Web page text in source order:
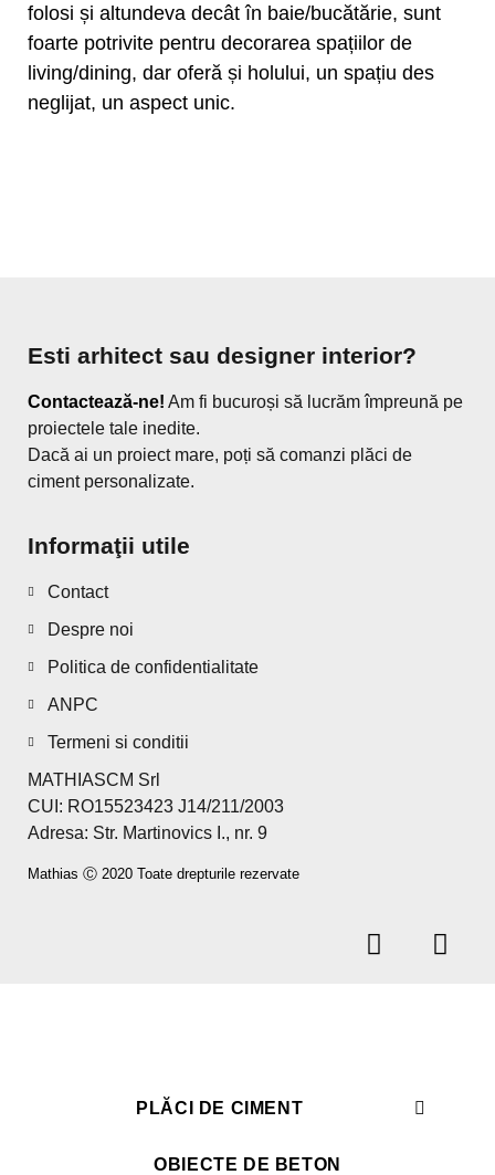
folosi și altundeva decât în baie/bucătărie, sunt
foarte potrivite pentru decorarea spațiilor de
living/dining, dar oferă și holului, un spațiu des
neglijat, un aspect unic.
Esti arhitect sau designer interior?
Contactează-ne! Am fi bucuroși să lucrăm împreună pe
proiectele tale inedite.
Dacă ai un proiect mare, poți să comanzi plăci de
ciment personalizate.
Informaţii utile
Contact
Despre noi
Politica de confidentialitate
ANPC
Termeni si conditii
MATHIASCM Srl
CUI: RO15523423 J14/211/2003
Adresa: Str. Martinovics I., nr. 9
Mathias Ⓒ 2020 Toate drepturile rezervate
PLĂCI DE CIMENT
OBIECTE DE BETON